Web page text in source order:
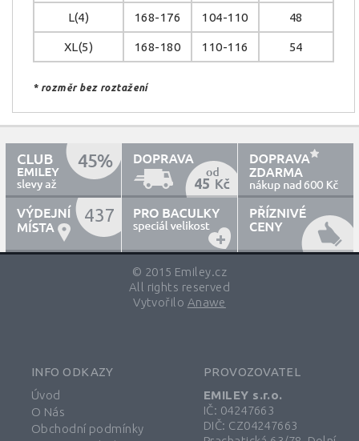
L(4) 168-176 104-110 48
XL(5) 168-180 110-116 54
* rozměr bez roztažení
45 600
437
© 2015 Emiley.cz
All rights reserved
Vytvořilo Anawe
INFO ODKAZY
Úvod
O Nás
Obchodní podmínky
PROVOZOVATEL
EMILEY s.r.o.
IČ: 04247663
DIČ: CZ04247663